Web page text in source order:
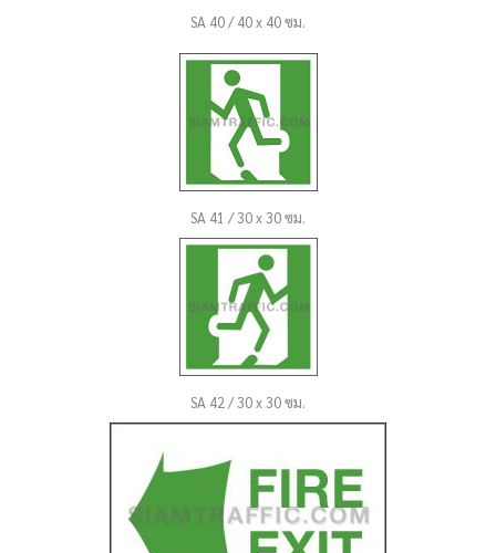
SA 40 / 40 x 40 ซม.
SA 41 / 30 x 30 ซม.
SA 42 / 30 x 30 ซม.